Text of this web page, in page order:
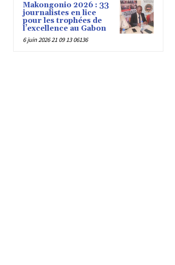
Makongonio 2026 : 33
journalistes en lice
pour les trophées de
l’excellence au Gabon
6 juin 2026 21 09 13 06136